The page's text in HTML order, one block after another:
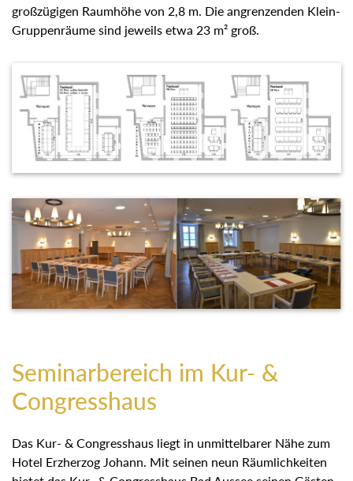
großzügigen Raumhöhe von 2,8 m. Die angrenzenden Klein-
Gruppenräume sind jeweils etwa 23 m² groß.
Seminarbereich im Kur- &
Congresshaus
Das Kur- & Congresshaus liegt in unmittelbarer Nähe zum
Hotel Erzherzog Johann. Mit seinen neun Räumlichkeiten